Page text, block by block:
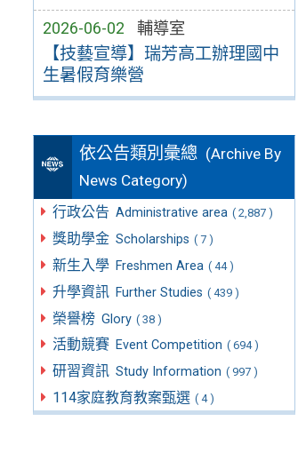
2026-06-02 輔導室
【技藝宣導】瑞芳高工辦理國中
生暑假育樂營
依公告類別彙總 (Archive By
News Category)
行政公告 Administrative area ( 2,887 )
獎助學金 Scholarships ( 7 )
新生入學 Freshmen Area ( 44 )
升學資訊 Further Studies ( 439 )
榮譽榜 Glory ( 38 )
活動競賽 Event Competition ( 694 )
研習資訊 Study Information ( 997 )
114家庭教育教案甄選 ( 4 )